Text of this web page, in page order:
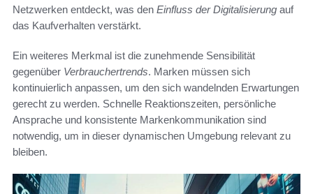
Netzwerken entdeckt, was den Einfluss der Digitalisierung auf
das Kaufverhalten verstärkt.
Ein weiteres Merkmal ist die zunehmende Sensibilität
gegenüber Verbrauchertrends. Marken müssen sich
kontinuierlich anpassen, um den sich wandelnden Erwartungen
gerecht zu werden. Schnelle Reaktionszeiten, persönliche
Ansprache und konsistente Markenkommunikation sind
notwendig, um in dieser dynamischen Umgebung relevant zu
bleiben.